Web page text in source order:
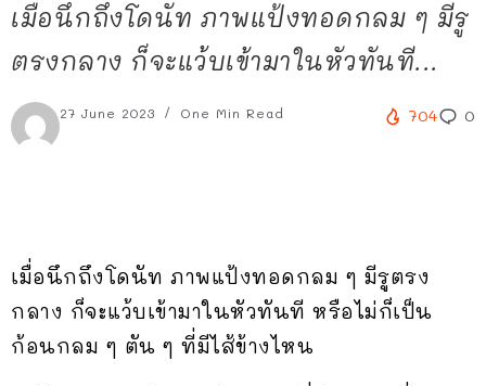
เมื่อนึกถึงโดนัท ภาพแป้งทอดกลม ๆ มีรู
ตรงกลาง ก็จะแว้บเข้ามาในหัวทันที...
27 June 2023 One Min Read 704 0
เมื่อนึกถึงโดนัท ภาพแป้งทอดกลม ๆ มีรูตรง
กลาง ก็จะแว้บเข้ามาในหัวทันที หรือไม่ก็เป็น
ก้อนกลม ๆ ตัน ๆ ที่มีไส้ข้างไหน